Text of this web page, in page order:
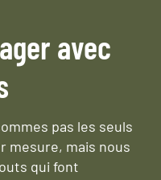
avec
pas les seuls
mesure, mais nous
qui font